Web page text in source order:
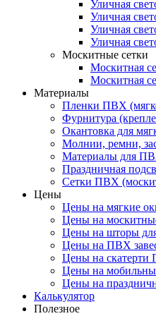
Уличная
Уличная
Уличная
Уличная
Москитные сетки
Москитная
Москитная
Материалы
Пленки ПВХ
Фурнитура
Окантовка для
Молнии, ремни,
Материалы для
Праздничная
Сетки ПВХ
Цены
Цены на мягкие
Цены на
Цены на шторы
Цены на ПВХ
Цены на
Цены на
Цены на
Калькулятор
Полезное